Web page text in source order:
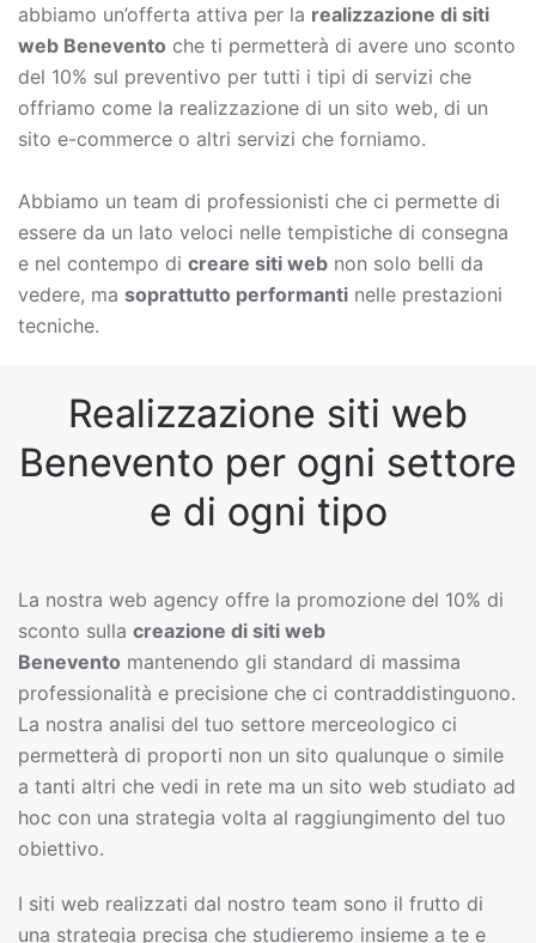
abbiamo un’offerta attiva per la realizzazione di siti
web Benevento che ti permetterà di avere uno sconto
del 10% sul preventivo per tutti i tipi di servizi che
offriamo come la realizzazione di un sito web, di un
sito e-commerce o altri servizi che forniamo.
Abbiamo un team di professionisti che ci permette di
essere da un lato veloci nelle tempistiche di consegna
e nel contempo di creare siti web non solo belli da
vedere, ma soprattutto performanti nelle prestazioni
tecniche.
Realizzazione siti web
Benevento per ogni settore
e di ogni tipo
La nostra web agency offre la promozione del 10% di
sconto sulla creazione di siti web
Benevento mantenendo gli standard di massima
professionalità e precisione che ci contraddistinguono.
La nostra analisi del tuo settore merceologico ci
permetterà di proporti non un sito qualunque o simile
a tanti altri che vedi in rete ma un sito web studiato ad
hoc con una strategia volta al raggiungimento del tuo
obiettivo.
I siti web realizzati dal nostro team sono il frutto di
una strategia precisa che studieremo insieme a te e